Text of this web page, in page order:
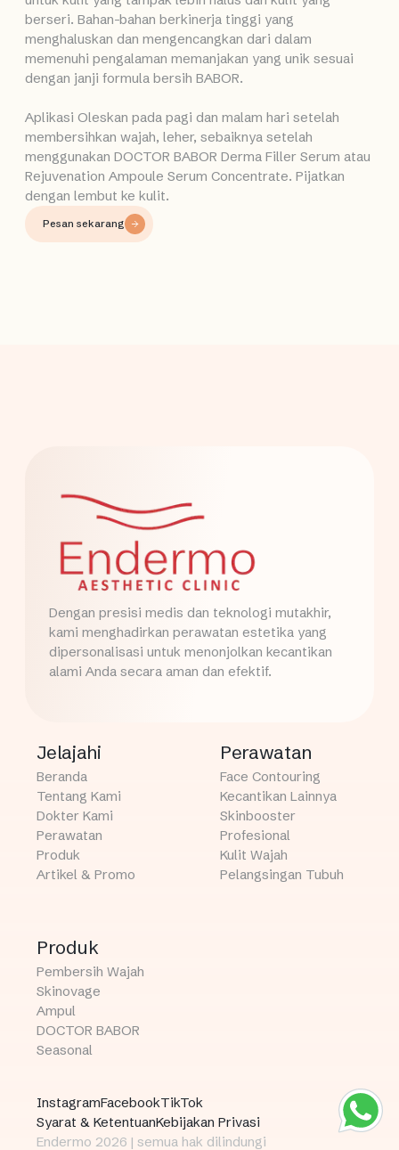
berseri. Bahan-bahan berkinerja tinggi yang
menghaluskan dan mengencangkan dari dalam
memenuhi pengalaman memanjakan yang unik sesuai
dengan janji formula bersih BABOR.
Aplikasi Oleskan pada pagi dan malam hari setelah
membersihkan wajah, leher, sebaiknya setelah
menggunakan DOCTOR BABOR Derma Filler Serum atau
Rejuvenation Ampoule Serum Concentrate. Pijatkan
dengan lembut ke kulit.
Pesan sekarang
Dengan presisi medis dan teknologi mutakhir,
kami menghadirkan perawatan estetika yang
dipersonalisasi untuk menonjolkan kecantikan
alami Anda secara aman dan efektif.
Jelajahi
Beranda
Tentang Kami
Dokter Kami
Perawatan
Produk
Artikel & Promo
Perawatan
Face Contouring
Kecantikan Lainnya
Skinbooster
Profesional
Kulit Wajah
Pelangsingan Tubuh
Produk
Pembersih Wajah
Skinovage
Ampul
DOCTOR BABOR
Seasonal
InstagramFacebookTikTok
Endermo 2026 | semua hak dilindungi
Syarat & KetentuanKebijakan Privasi